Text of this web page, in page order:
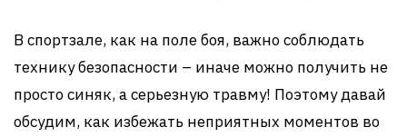
В спортзале, как на поле боя, важно соблюдать
технику безопасности – иначе можно получить не
просто синяк, а серьезную травму! Поэтому давай
обсудим, как избежать неприятных моментов во